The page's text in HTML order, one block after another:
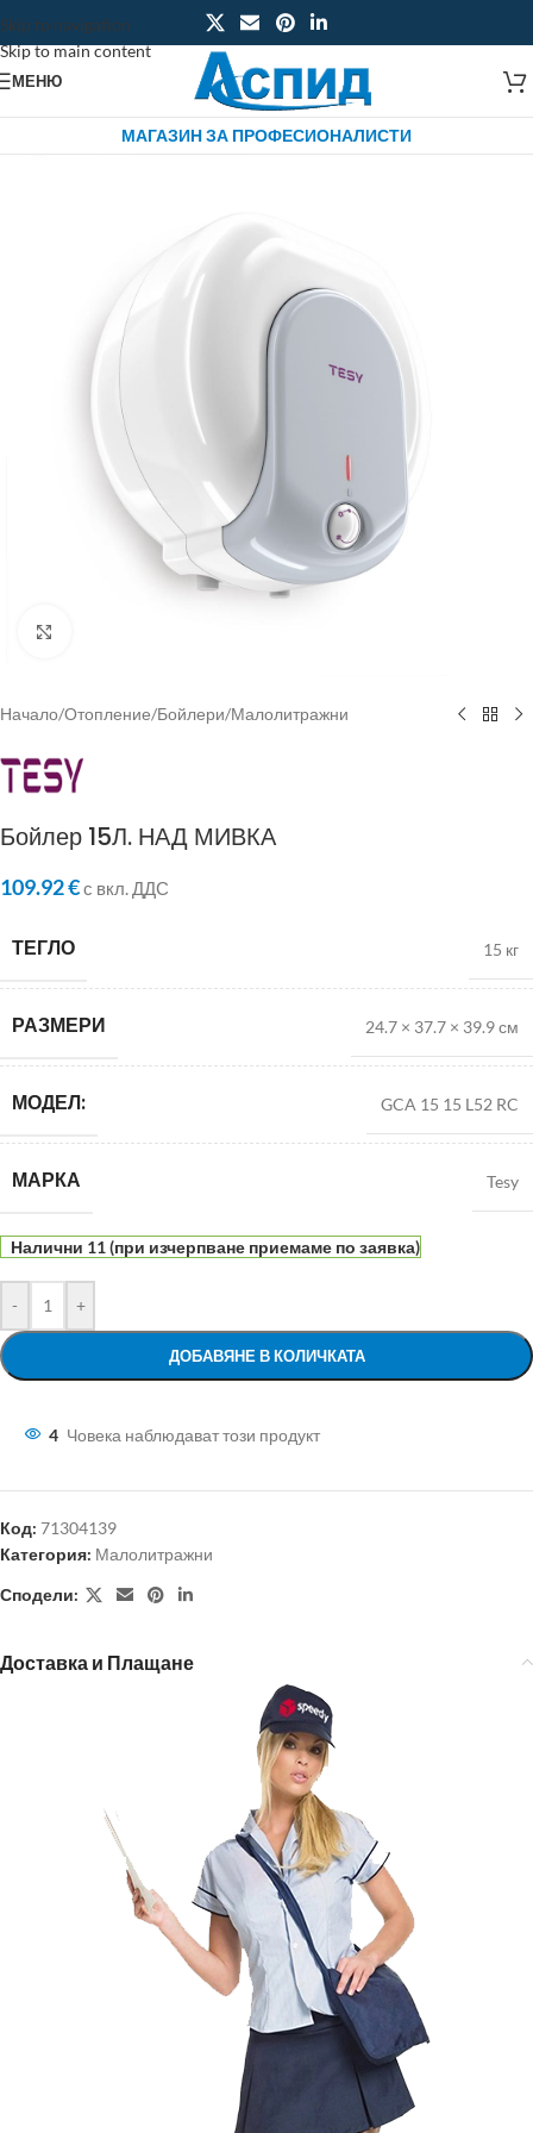
Skip to navigation
Skip to main content
МЕНЮ
МАГАЗИН ЗА ПРОФЕСИОНАЛИСТИ
Начало/Отопление/Бойлери/Малолитражни
Бойлер 15Л. НАД МИВКА
109.92€с вкл. ДДС
ТЕГЛО 15 кг
РАЗМЕРИ 24.7 × 37.7 × 39.9 см
МОДЕЛ: GCA 15 15 L52 RC
МАРКА Tesy
Налични 11 (при изчерпване приемаме по заявка)
- +
ДОБАВЯНЕ В КОЛИЧКАТА
4 Човека наблюдават този продукт
Код: 71304139
Категория: Малолитражни
Сподели:
Доставка и Плащане